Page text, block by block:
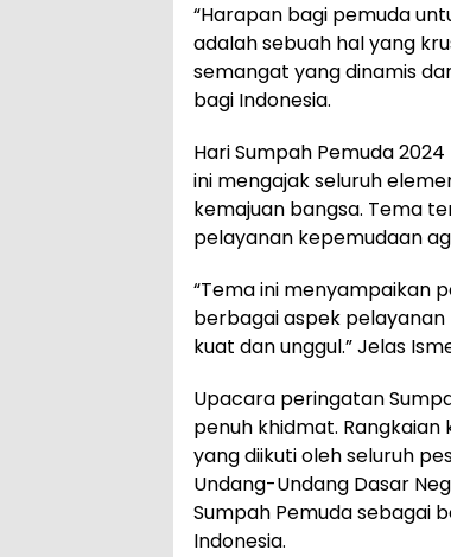
“Harapan bagi pemuda
adalah sebuah hal yang
semangat yang dinamis
bagi Indonesia.
Hari Sumpah Pemuda
ini mengajak seluruh
kemajuan bangsa. Tema
pelayanan kepemudaan
“Tema ini menyampaikan
berbagai aspek
kuat dan unggul.” Jelas
Upacara peringatan
penuh khidmat.
yang diikuti oleh seluruh
Undang-Undang Dasar
Sumpah Pemuda sebagai
Indonesia.